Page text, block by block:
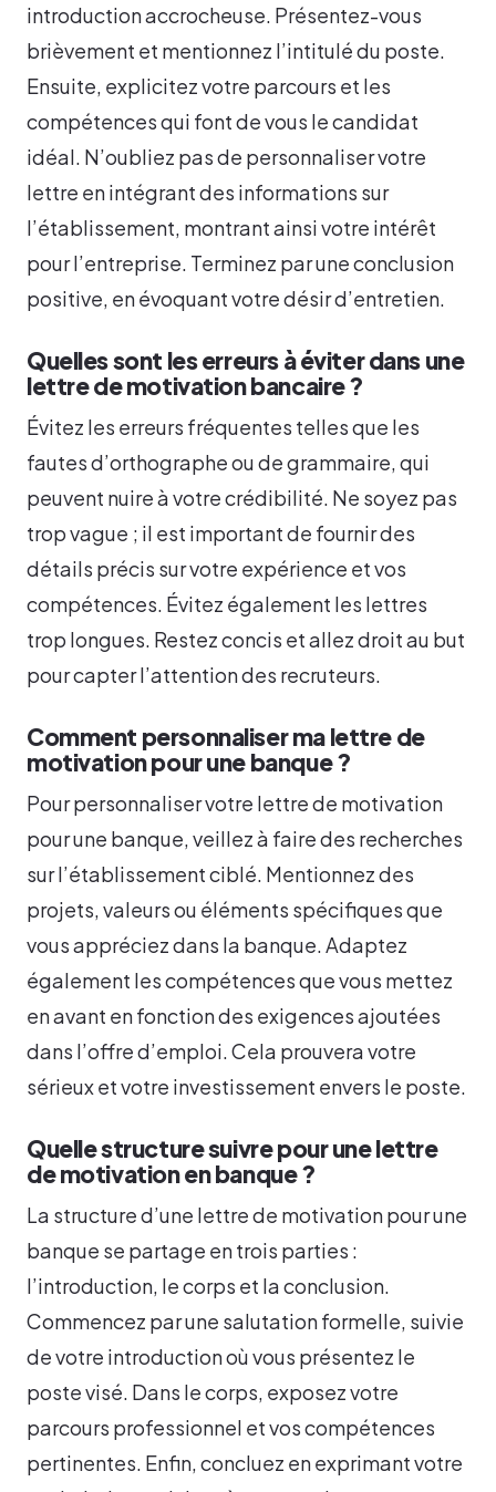
introduction accrocheuse. Présentez-vous
brièvement et mentionnez l’intitulé du poste.
Ensuite, explicitez votre parcours et les
compétences qui font de vous le candidat
idéal. N’oubliez pas de personnaliser votre
lettre en intégrant des informations sur
l’établissement, montrant ainsi votre intérêt
pour l’entreprise. Terminez par une conclusion
positive, en évoquant votre désir d’entretien.
Quelles sont les erreurs à éviter dans une
lettre de motivation bancaire ?
Évitez les erreurs fréquentes telles que les
fautes d’orthographe ou de grammaire, qui
peuvent nuire à votre crédibilité. Ne soyez pas
trop vague ; il est important de fournir des
détails précis sur votre expérience et vos
compétences. Évitez également les lettres
trop longues. Restez concis et allez droit au but
pour capter l’attention des recruteurs.
Comment personnaliser ma lettre de
motivation pour une banque ?
Pour personnaliser votre lettre de motivation
pour une banque, veillez à faire des recherches
sur l’établissement ciblé. Mentionnez des
projets, valeurs ou éléments spécifiques que
vous appréciez dans la banque. Adaptez
également les compétences que vous mettez
en avant en fonction des exigences ajoutées
dans l’offre d’emploi. Cela prouvera votre
sérieux et votre investissement envers le poste.
Quelle structure suivre pour une lettre
de motivation en banque ?
La structure d’une lettre de motivation pour une
banque se partage en trois parties :
l’introduction, le corps et la conclusion.
Commencez par une salutation formelle, suivie
de votre introduction où vous présentez le
poste visé. Dans le corps, exposez votre
parcours professionnel et vos compétences
pertinentes. Enfin, concluez en exprimant votre